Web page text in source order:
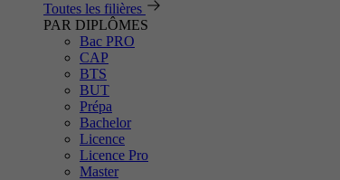
Toutes les filières
PAR DIPLÔMES
Bac PRO
CAP
BTS
BUT
Prépa
Bachelor
Licence
Licence Pro
Master